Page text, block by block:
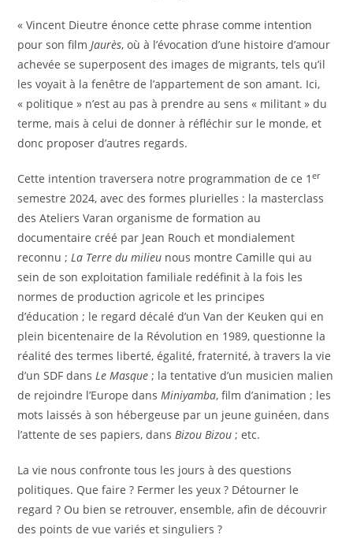
« Vincent Dieutre énonce cette phrase comme intention
pour son filmJaurès, où à l’évocation d’une histoire d’amour
achevée se superposent des images de migrants, tels qu’il
les voyait à la fenêtre de l’appartement de son amant. Ici,
« politique » n’est au pas à prendre au sens « militant » du
terme, mais à celui de donner à réfléchir sur le monde, et
donc proposer d’autres regards.
Cette intention traversera notre programmation de ce 1er
semestre 2024, avec des formes plurielles : la masterclass
des Ateliers Varan organisme de formation au
documentaire créé par Jean Rouch et mondialement
reconnu ;La Terre du milieu nous montre Camille qui au
sein de son exploitation familiale redéfinit à la fois les
normes de production agricole et les principes
d’éducation ; le regard décalé d’un Van der Keuken qui en
plein bicentenaire de la Révolution en 1989, questionne la
réalité des termes liberté, égalité, fraternité, à travers la vie
d’un SDF dansLe Masque ; la tentative d’un musicien malien
de rejoindre l’Europe dansMiniyamba, film d’animation ; les
mots laissés à son hébergeuse par un jeune guinéen, dans
l’attente de ses papiers, dansBizou Bizou ; etc.
La vie nous confronte tous les jours à des questions
politiques. Que faire ? Fermer les yeux ? Détourner le
regard ? Ou bien se retrouver, ensemble, afin de découvrir
des points de vue variés et singuliers ?